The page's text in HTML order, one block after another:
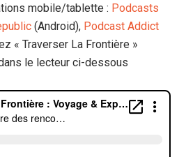
mobile/tablette : Podcasts
(Android), Podcast Addict
« Traverser La Frontière »
le lecteur ci-dessous